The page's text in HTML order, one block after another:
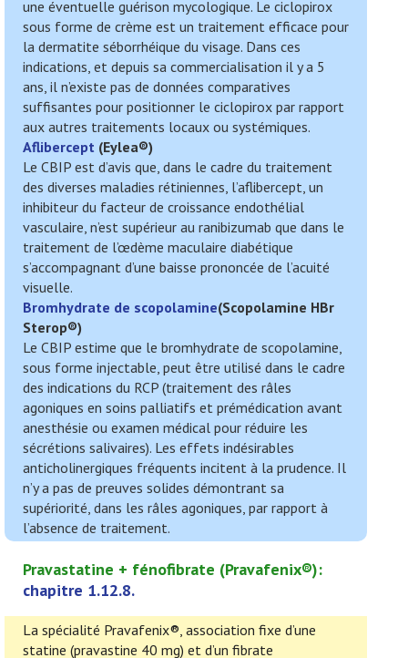
une éventuelle guérison mycologique. Le ciclopirox
sous forme de crème est un traitement efficace pour
la dermatite séborrhéique du visage. Dans ces
indications, et depuis sa commercialisation il y a 5
ans, il n’existe pas de données comparatives
suffisantes pour positionner le ciclopirox par rapport
aux autres traitements locaux ou systémiques.
Aflibercept (Eylea®)
Le CBIP est d’avis que, dans le cadre du traitement
des diverses maladies rétiniennes, l’aflibercept, un
inhibiteur du facteur de croissance endothélial
vasculaire, n’est supérieur au ranibizumab que dans le
traitement de l’œdème maculaire diabétique
s’accompagnant d’une baisse prononcée de l’acuité
visuelle.
Bromhydrate de scopolamine(Scopolamine HBr
Sterop®)
Le CBIP estime que le bromhydrate de scopolamine,
sous forme injectable, peut être utilisé dans le cadre
des indications du RCP (traitement des râles
agoniques en soins palliatifs et prémédication avant
anesthésie ou examen médical pour réduire les
sécrétions salivaires). Les effets indésirables
anticholinergiques fréquents incitent à la prudence. Il
n’y a pas de preuves solides démontrant sa
supériorité, dans les râles agoniques, par rapport à
l’absence de traitement.
Pravastatine + fénofibrate (Pravafenix®):
chapitre 1.12.8.
La spécialité Pravafenix®, association fixe d’une
statine (pravastine 40 mg) et d’un fibrate